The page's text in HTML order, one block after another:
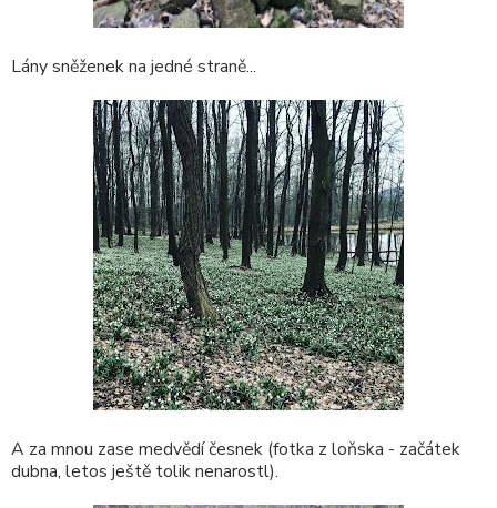
Lány sněženek na jedné straně...
A za mnou zase medvědí česnek (fotka z loňska - začátek
dubna, letos ještě tolik nenarostl).